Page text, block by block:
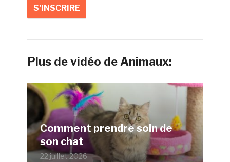
Plus de vidéo de Animaux:
Comment prendre soin de
son chat
22 juillet 2026